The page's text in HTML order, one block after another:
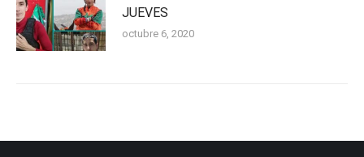
JUEVES
octubre 6, 2020